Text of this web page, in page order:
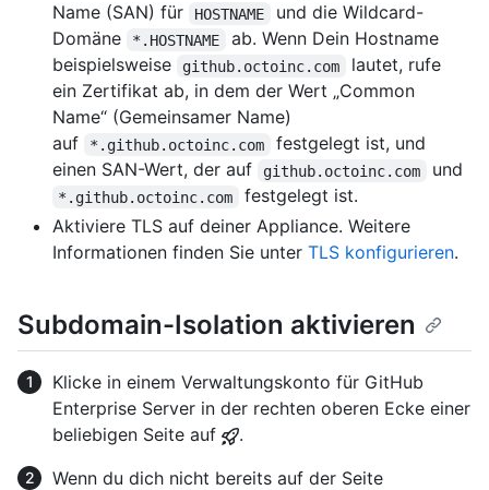
Name (SAN) für
HOSTNAME
und die Wildcard-
Domäne
*.HOSTNAME
ab. Wenn Dein Hostname
beispielsweise
github.octoinc.com
lautet, rufe
ein Zertifikat ab, in dem der Wert „Common
Name“ (Gemeinsamer Name)
auf
*.github.octoinc.com
festgelegt ist, und
einen SAN-Wert, der auf
github.octoinc.com und
*.github.octoinc.com
festgelegt ist.
Aktiviere TLS auf deiner Appliance. Weitere
Informationen finden Sie unter TLS konfigurieren.
Subdomain-Isolation aktivieren
Klicke in einem Verwaltungskonto für GitHub
Enterprise Server in der rechten oberen Ecke einer
beliebigen Seite auf
.
Wenn du dich nicht bereits auf der Seite